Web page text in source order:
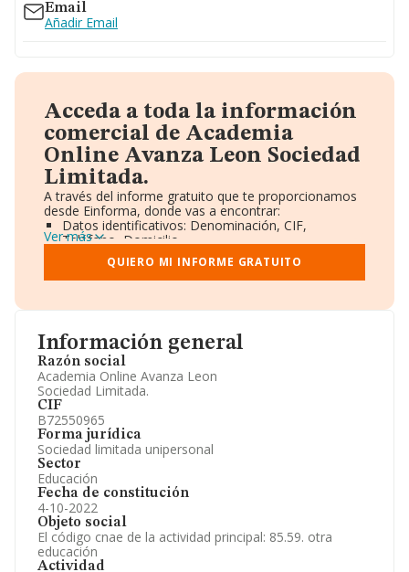
Información general
Razón social
Academia Online Avanza Leon
Sociedad Limitada.
CIF
B72550965
Forma jurídica
Sociedad limitada unipersonal
Sector
Educación
Fecha de constitución
4-10-2022
Objeto social
El código cnae de la actividad principal: 85.59. otra
educación
Actividad
Email
Añadir Email
Acceda a toda la información
comercial de Academia
Online Avanza Leon Sociedad
Limitada.
A través del informe gratuito que te proporcionamos
desde Einforma, donde vas a encontrar:
Datos identificativos: Denominación, CIF,
Teléfono, Domicilio.
Informe Mercantil Completo (BORME).
Gráficos de Evolución Ventas y Empleados.
Consejo de Administración y Administradores.
Accionistas.
Artículos de prensa publicados sobre la empresa.
Información oficial y registral complementaria.
Ver más
QUIERO MI INFORME GRATUITO